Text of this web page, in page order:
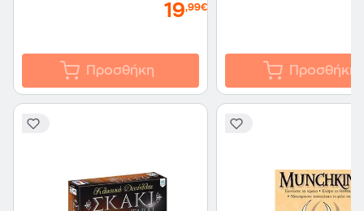
19,99€
Προσθήκη Προσθήκη